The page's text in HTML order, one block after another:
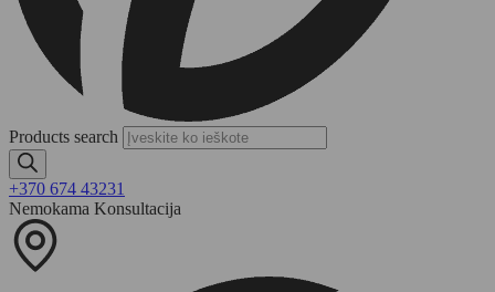
Products search
+370 674 43231
Nemokama Konsultacija